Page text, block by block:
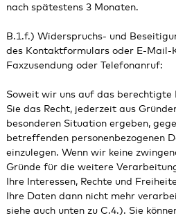
nach spätestens 3 Monaten.
B.1.f.) Widerspruchs- und
des Kontaktformulars oder E-Mail-
Faxzusendung oder Telefonanruf:
Soweit wir uns auf das berechtigte
Sie das Recht, jederzeit aus
besonderen Situation ergeben,
betreffenden personenbezogenen
einzulegen. Wenn wir keine
Gründe für die weitere
Ihre Interessen, Rechte und
Ihre Daten dann nicht mehr
siehe auch unten zu C.4.). Sie